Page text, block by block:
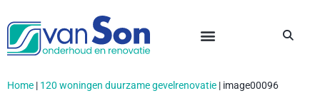
Home | 120 woningen duurzame gevelrenovatie | image00096